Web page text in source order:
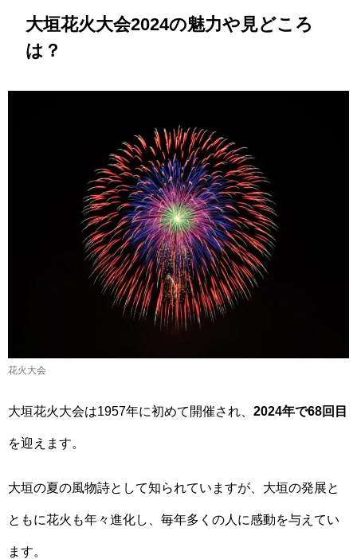
大垣花火大会2024の魅力や見どころ
は？
花火大会
大垣花火大会は1957年に初めて開催され、 2024年で68回目
を迎えます。
大垣の夏の風物詩として知られていますが、大垣の発展と
ともに花火も年々進化し、毎年多くの人に感動を与えてい
ます。